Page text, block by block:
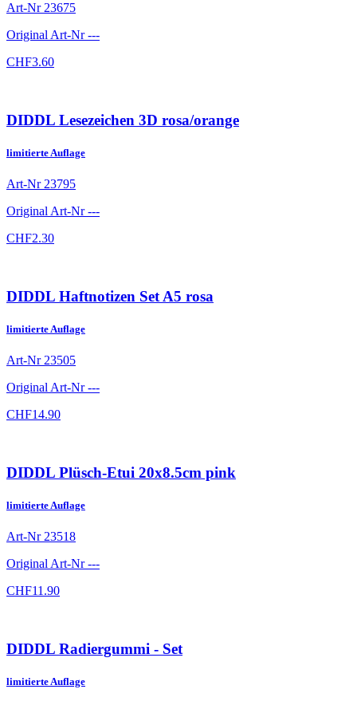
Art-Nr 23675
Original Art-Nr---
CHF3.60
DIDDL Lesezeichen 3D rosa/orange
limitierte Auflage
Art-Nr 23795
Original Art-Nr---
CHF2.30
DIDDL Haftnotizen Set A5 rosa
limitierte Auflage
Art-Nr 23505
Original Art-Nr---
CHF14.90
DIDDL Plüsch-Etui 20x8.5cm pink
limitierte Auflage
Art-Nr 23518
Original Art-Nr---
CHF11.90
DIDDL Radiergummi - Set
limitierte Auflage